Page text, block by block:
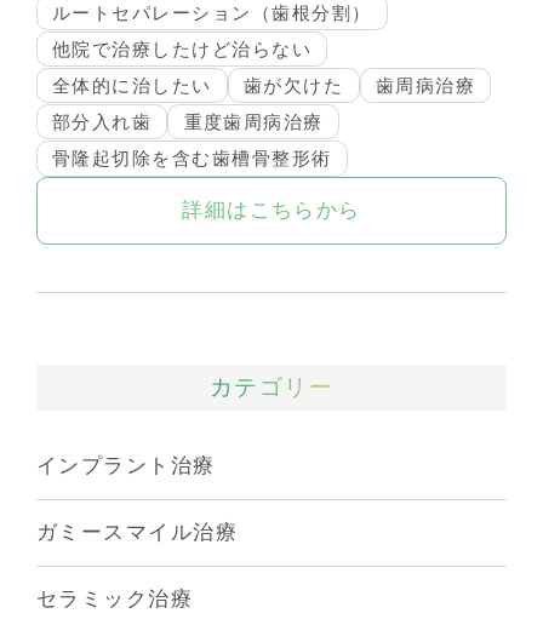
ルートセパレーション（歯根分割）
他院で治療したけど治らない
全体的に治したい
歯が欠けた
歯周病治療
部分入れ歯
重度歯周病治療
骨隆起切除を含む歯槽骨整形術
詳細はこちらから
カテゴリー
インプラント治療
ガミースマイル治療
セラミック治療